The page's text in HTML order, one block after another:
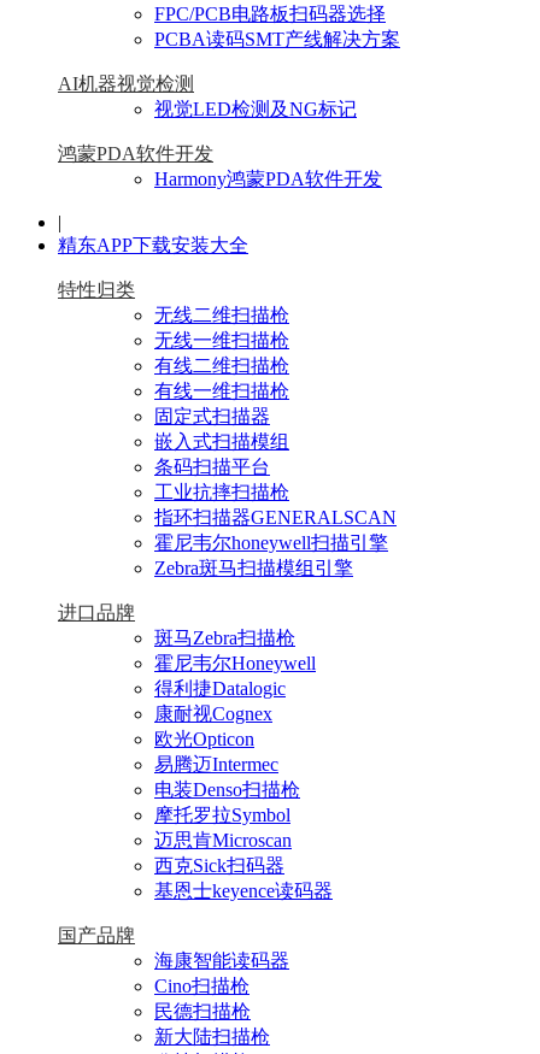
FPC/PCB电路板扫码器选择
PCBA读码SMT产线解决方案
AI机器视觉检测
视觉LED检测及NG标记
鸿蒙PDA软件开发
Harmony鸿蒙PDA软件开发
|
精东APP下载安装大全
特性归类
无线二维扫描枪
无线一维扫描枪
有线二维扫描枪
有线一维扫描枪
固定式扫描器
嵌入式扫描模组
条码扫描平台
工业抗摔扫描枪
指环扫描器GENERALSCAN
霍尼韦尔honeywell扫描引擎
Zebra斑马扫描模组引擎
进口品牌
斑马Zebra扫描枪
霍尼韦尔Honeywell
得利捷Datalogic
康耐视Cognex
欧光Opticon
易腾迈Intermec
电装Denso扫描枪
摩托罗拉Symbol
迈思肯Microscan
西克Sick扫码器
基恩士keyence读码器
国产品牌
海康智能读码器
Cino扫描枪
民德扫描枪
新大陆扫描枪